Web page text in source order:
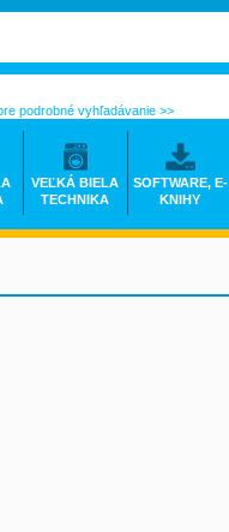
podrobné vyhľadávanie >>
VEĽKÁ BIELA
TECHNIKA
SOFTWARE, E-
KNIHY